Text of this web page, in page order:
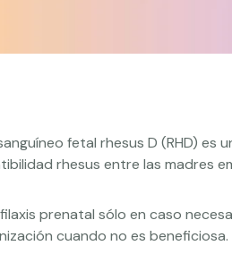
fetal rhesus D (RHD) es
rhesus entre las madres
prenatal sólo en caso
cuando no es beneficiosa.